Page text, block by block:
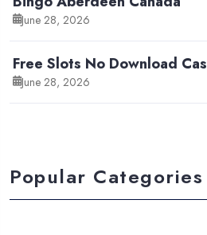
June 28, 2026
Free Slots No Download
June 28, 2026
Popular Categories